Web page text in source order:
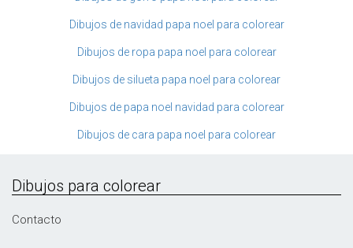
Dibujos de navidad papa noel para colorear
Dibujos de ropa papa noel para colorear
Dibujos de silueta papa noel para colorear
Dibujos de papa noel navidad para colorear
Dibujos de cara papa noel para colorear
Dibujos para colorear
Contacto